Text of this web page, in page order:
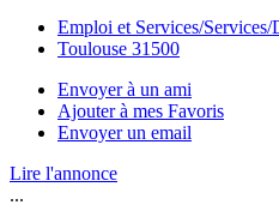
Emploi et Services/
Toulouse 31500
Envoyer à un ami
Ajouter à mes Favoris
Envoyer un email
Lire l'annonce
...